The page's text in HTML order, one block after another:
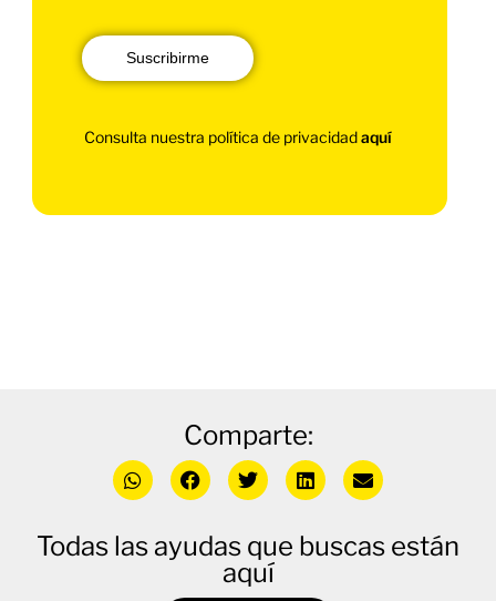
Suscribirme
Consulta nuestra política de privacidadaquí
Comparte:
Todas las ayudas que buscas están
aquí